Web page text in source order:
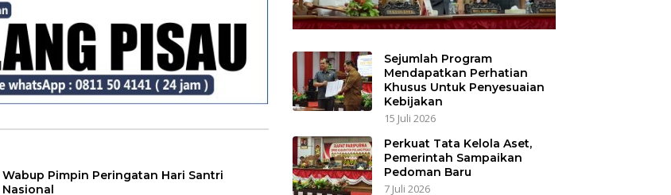
Wabup Pimpin Peringatan Hari Santri
Nasional
Sejumlah Program
Mendapatkan Perhatian
Khusus Untuk Penyesuaian
Kebijakan
15 Juli 2026
Perkuat Tata Kelola Aset,
Pemerintah Sampaikan
Pedoman Baru
7 Juli 2026